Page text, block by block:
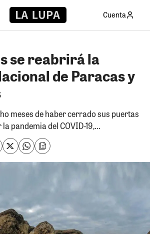
Cuenta
se reabrirá la
de Paracas y
meses de haber cerrado sus puertas
pandemia del COVID-19,...